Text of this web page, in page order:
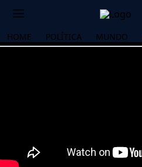
HOME POLÍTICA MUNDO